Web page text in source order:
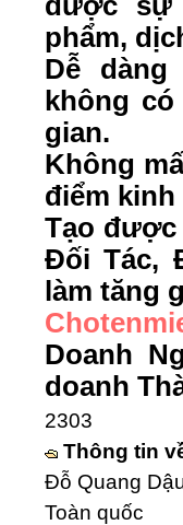
phẩm,
Dễ
không
gian.
Không
điểm kinh
Tạo được
Đối Tác,
làm tăng
Doanh
doanh
2303
Thông tin
Đỗ Quang
Toàn quốc